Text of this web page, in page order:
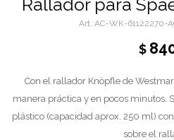
Rallador para
AC-WK-61122270-
$
Con el rallador Knöpfle de
manera práctica y en pocos minutos.
plástico (capacidad aprox. 250 ml)
sobre el